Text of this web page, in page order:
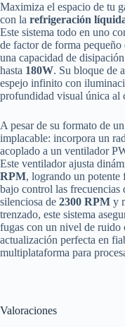
Maximiza el espacio de tu
con la refrigeración
Este sistema todo en uno
de factor de forma
una capacidad de
hasta 180W. Su bloque de
espejo infinito con
profundidad visual única al
A pesar de su formato de
implacable: incorpora un
acoplado a un ventilador
Este ventilador ajusta
RPM, logrando un potente
bajo control las frecuencias
silenciosa de 2300 RPM y
trenzado, este sistema
fugas con un nivel de ruido
actualización perfecta en
multiplataforma para
Valoraciones